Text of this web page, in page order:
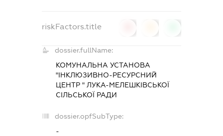
riskFactors.title
dossier.fullName:
КОМУНАЛЬНА УСТАНОВА
"ІНКЛЮЗИВНО-РЕСУРСНИЙ
ЦЕНТР " ЛУКА-МЕЛЕШКІВСЬКОЇ
СІЛЬСЬКОЇ РАДИ
dossier.opfSubType:
-